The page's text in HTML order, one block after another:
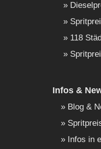
118
Infos &
Blog &
Infos in